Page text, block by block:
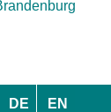
DE EN